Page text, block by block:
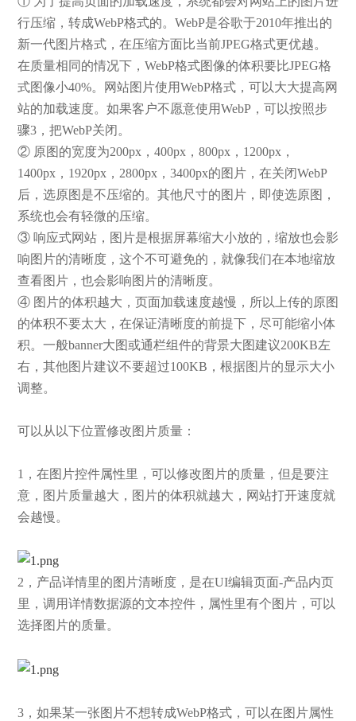
行压缩，转成WebP格式的。WebP是谷歌于2010年推出的
新一代图片格式，在压缩方面比当前JPEG格式更优越。
在质量相同的情况下，WebP格式图像的体积要比JPEG格
式图像小40%。网站图片使用WebP格式，可以大大提高网
站的加载速度。如果客户不愿意使用WebP，可以按照步
骤3，把WebP关闭。
② 原图的宽度为200px，400px，800px，1200px，
1400px，1920px，2800px，3400px的图片，在关闭WebP
后，选原图是不压缩的。其他尺寸的图片，即使选原图，
系统也会有轻微的压缩。
③ 响应式网站，图片是根据屏幕缩大小放的，缩放也会影
响图片的清晰度，这个不可避免的，就像我们在本地缩放
查看图片，也会影响图片的清晰度。
④ 图片的体积越大，页面加载速度越慢，所以上传的原图
的体积不要太大，在保证清晰度的前提下，尽可能缩小体
积。一般banner大图或通栏组件的背景大图建议200KB左
右，其他图片建议不要超过100KB，根据图片的显示大小
调整。
可以从以下位置修改图片质量：
1，在图片控件属性里，可以修改图片的质量，但是要注
意，图片质量越大，图片的体积就越大，网站打开速度就
会越慢。
2，产品详情里的图片清晰度，是在UI编辑页面-产品内页
里，调用详情数据源的文本控件，属性里有个图片，可以
选择图片的质量。
3，如果某一张图片不想转成WebP格式，可以在图片属性